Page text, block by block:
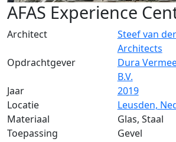
AFAS Experience
Architect
Steef van
Architects
Opdrachtgever
Dura
B.V.
Jaar
2019
Locatie
Leusden,
Materiaal
Glas, Staal
Toepassing
Gevel